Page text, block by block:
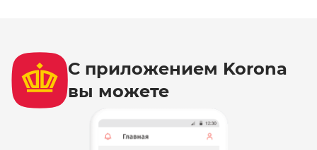
С приложением Korona
вы можете